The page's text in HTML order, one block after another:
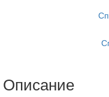
Описание